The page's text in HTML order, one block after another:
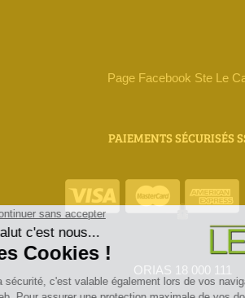
Page Facebook Ste Le
PAIEMENTS SÉCURISÉS
ORIAS 18 000 111